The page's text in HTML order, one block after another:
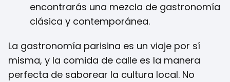
encontrarás una mezcla de gastronomía
clásica y contemporánea.
La gastronomía parisina es un viaje por sí
misma, y la comida de calle es la manera
perfecta de saborear la cultura local. No